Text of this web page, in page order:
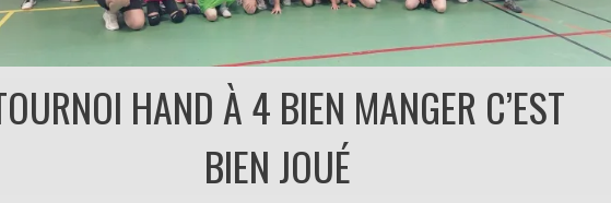
HAND À 4 BIEN MANGER C’EST
BIEN JOUÉ